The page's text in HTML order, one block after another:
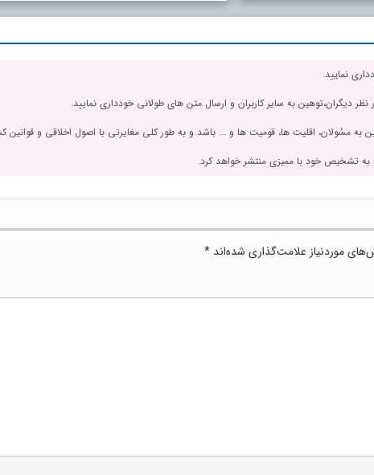
نمایید.
نظر دیگران،توهین به سایر کاربران و ارسال متن های طولانی خودداری نمایید.
به مسٔولان، اقلیت ها، قومیت ها و ... باشد و به طور کلی مغایرتی با اصول اخلاقی و قوانین
به تشخیص خود با ممیزی منتشر خواهد کرد.
موردنیاز علامت‌گذاری شده‌اند *